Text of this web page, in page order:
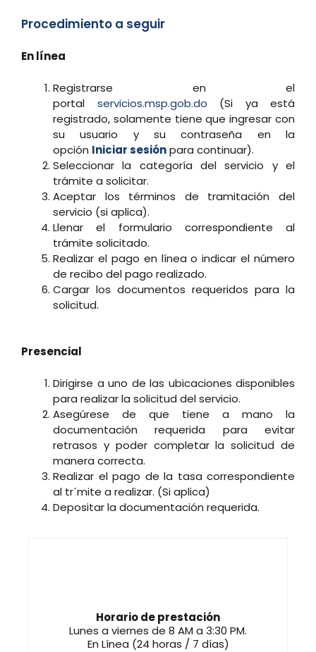
Procedimiento a seguir
En línea
Registrarse en el
portal servicios.msp.gob.do (Si ya está
registrado, solamente tiene que ingresar con
su usuario y su contraseña en la
opción Iniciar sesiónpara continuar).
Seleccionar la categoría del servicio y el
trámite a solicitar.
Aceptar los términos de tramitación del
servicio (si aplica).
Llenar el formulario correspondiente al
trámite solicitado.
Realizar el pago en línea o indicar el número
de recibo del pago realizado.
Cargar los documentos requeridos para la
solicitud.
Presencial
Dirigirse a uno de las ubicaciones disponibles
para realizar la solicitud del servicio.
Asegúrese de que tiene a mano la
documentación requerida para evitar
retrasos y poder completar la solicitud de
manera correcta.
Realizar el pago de la tasa correspondiente
al tr´mite a realizar. (Si aplica)
Depositar la documentación requerida.
Horario de prestación
Lunes a viernes de 8 AM a 3:30 PM.
En Línea (24 horas / 7 días)